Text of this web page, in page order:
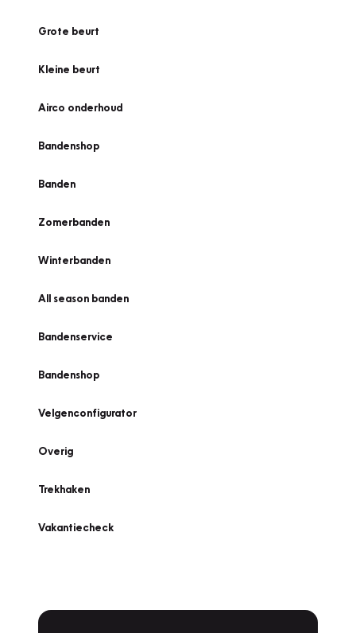
Grote beurt
Kleine beurt
Airco onderhoud
Bandenshop
Banden
Zomerbanden
Winterbanden
All season banden
Bandenservice
Bandenshop
Velgenconfigurator
Overig
Trekhaken
Vakantiecheck